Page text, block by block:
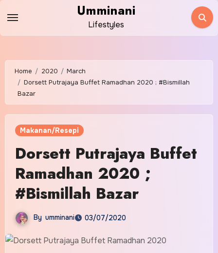
content
Umminani
Lifestyles
Home 2020
March
Dorsett Putrajaya Buffet Ramadhan 2020 ; #Bismillah
Bazar
Makanan/Resepi
Dorsett Putrajaya Buffet
Ramadhan 2020 ;
#Bismillah Bazar
By umminani 03/07/2020